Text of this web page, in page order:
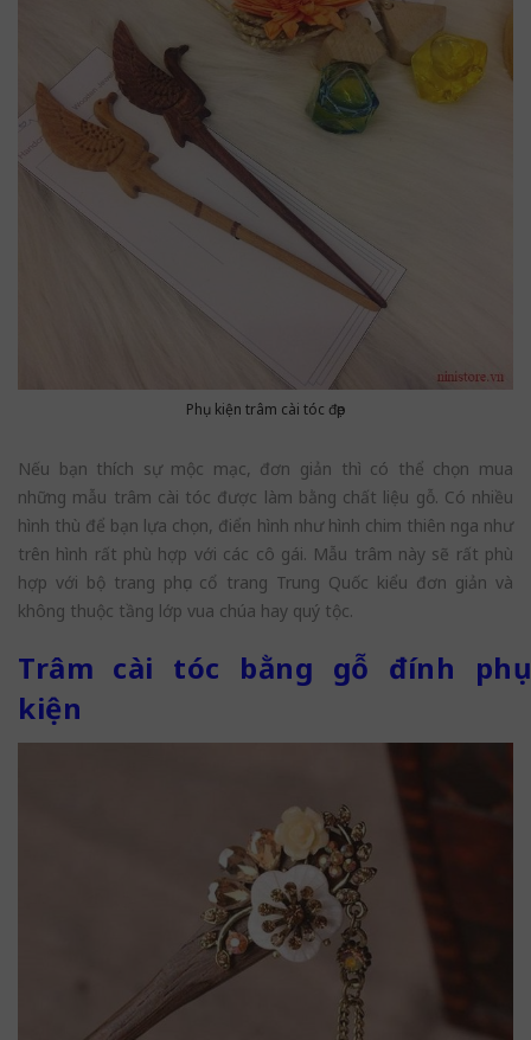
Phụ kiện trâm cài tóc đẹp
Nếu bạn thích sự mộc mạc, đơn giản thì có thể chọn mua
những mẫu trâm cài tóc được làm bằng chất liệu gỗ. Có nhiều
hình thù để bạn lựa chọn, điển hình như hình chim thiên nga như
trên hình rất phù hợp với các cô gái. Mẫu trâm này sẽ rất phù
hợp với bộ trang phục cổ trang Trung Quốc kiểu đơn giản và
không thuộc tầng lớp vua chúa hay quý tộc.
Trâm cài tóc bằng gỗ đính phụ
kiện